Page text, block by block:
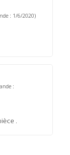
: 1/6/2020)
:
.